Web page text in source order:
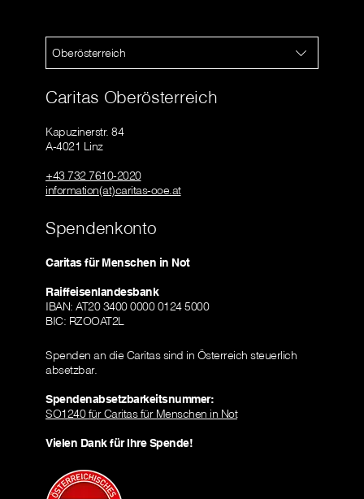
Oberösterreich
Caritas Oberösterreich
Kapuzinerstr. 84
A-4021 Linz
+43 732 7610-2020
information(at)caritas-ooe.at
Spendenkonto
Caritas für Menschen in Not
Raiffeisenlandesbank
IBAN: AT20 3400 0000 0124 5000
BIC: RZOOAT2L
Spenden an die Caritas sind in Österreich steuerlich
absetzbar.
Spendenabsetzbarkeitsnummer:
SO1240 für Caritas für Menschen in Not
Vielen Dank für Ihre Spende!